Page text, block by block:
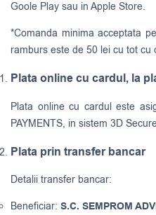
Goole Play sau in Apple Store.
*Comanda minima acceptata
ramburs este de 50 lei cu tot cu
Plata online cu cardul, la
Plata online cu cardul este
PAYMENTS, in sistem 3D
Plata prin transfer bancar
Detalii transfer bancar:
Beneficiar: S.C. SEMPROM